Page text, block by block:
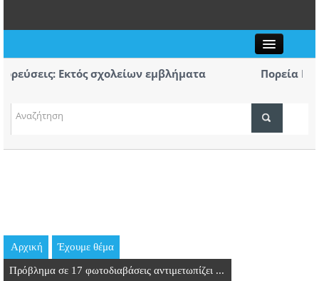
ΤΟΠΙΚΑ ΝΕΑ
ΘΕΣΕΙΣ ΕΡΓΑΣΙΑΣ
Εκτός σχολείων εμβλήματα
Πορεία
44ο Φεστιβάλ Λευκάρων – Έναρξη /
Πρώτο
κομμάτων
Αρχική Έχουμε θέμα
Πρόβλημα σε 17 φωτοδιαβάσεις αντιμετωπίζει ...